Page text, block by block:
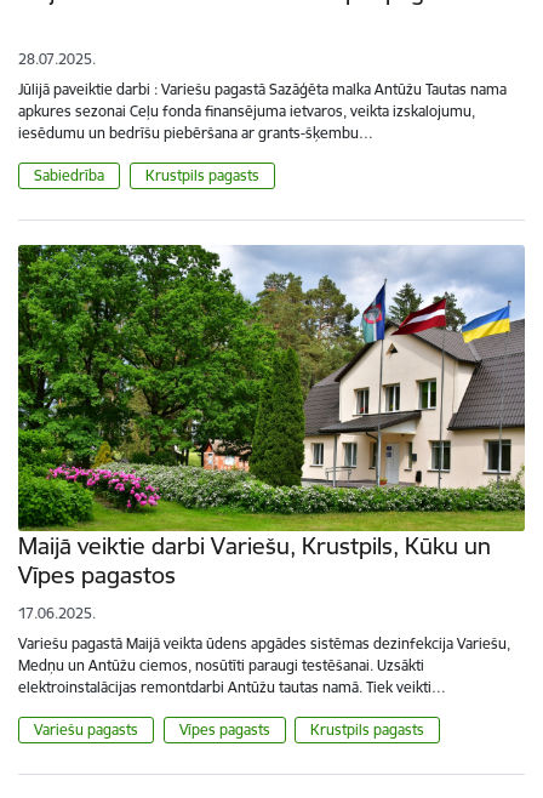
28.07.2025.
Jūlijā paveiktie darbi : Variešu pagastā Sazāģēta malka Antūžu Tautas nama
apkures sezonai Ceļu fonda finansējuma ietvaros, veikta izskalojumu,
iesēdumu un bedrīšu piebēršana ar grants-šķembu…
Sabiedrība Krustpils pagasts
Maijā veiktie darbi Variešu, Krustpils, Kūku un
Vīpes pagastos
17.06.2025.
Variešu pagastā Maijā veikta ūdens apgādes sistēmas dezinfekcija Variešu,
Medņu un Antūžu ciemos, nosūtīti paraugi testēšanai. Uzsākti
elektroinstalācijas remontdarbi Antūžu tautas namā. Tiek veikti…
Variešu pagasts Vīpes pagasts Krustpils pagasts